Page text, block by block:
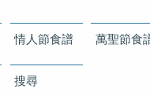
情人節食譜 萬聖節食
搜尋